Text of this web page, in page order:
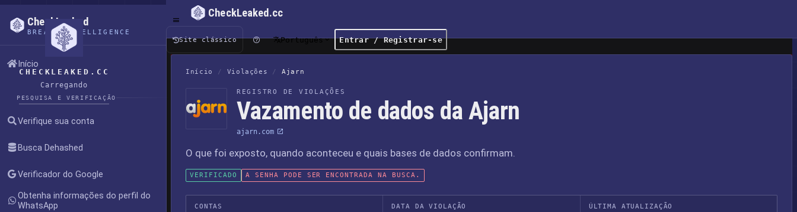
CHECKLEAKED.CC
Carregando
CheckLeaked
BREACH INTELLIGENCE
Início
PESQUISA E VERIFICAÇÃO
Verifique sua conta
Busca Dehashed
Verificador do Google
Obtenha informações do perfil do
WhatsApp
CheckLeaked.cc
Site clássico Português Entrar / Registrar-se
Início / Violações / Ajarn
REGISTRO DE VIOLAÇÕES
Vazamento de dados da Ajarn
ajarn.com
O que foi exposto, quando aconteceu e quais bases de dados confirmam.
VERIFICADO A SENHA PODE SER ENCONTRADA NA BUSCA.
CONTAS DATA DA VIOLAÇÃO ÚLTIMA ATUALIZAÇÃO